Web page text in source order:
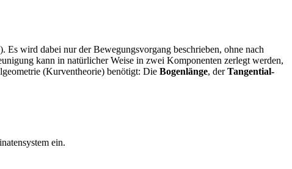
wird dabei nur der Bewegungsvorgang beschrieben, ohne nach
kann in natürlicher Weise in zwei Komponenten zerlegt werden,
(Kurventheorie) benötigt: Die Bogenlänge, derTangential-
ein.